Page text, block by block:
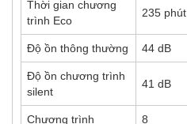
Thời gian chương
trình Eco
235 phút
Độ ồn thông thường 44 dB
Độ ồn chương trình
silent
41 dB
Chương trình 8